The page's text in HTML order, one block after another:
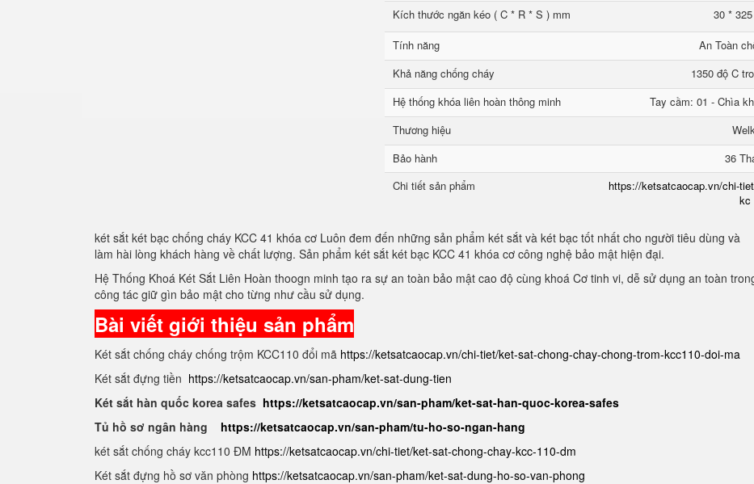
Kích thước ngăn kéo ( C * R * S ) mm
30 *
Tính năng
An Toàn
Khả năng chống cháy
1350 độ C
Hệ thống khóa liên hoàn thông minh
Tay cầm: 01 - Chìa
Thương hiệu
Bảo hành
36
Chi tiết sản phẩm
https://ketsatcaocap.vn/chi-
kc
két sắt két bạc chống cháy KCC 41 khóa cơ Luôn đem đến những sản phẩm két sắt và két bạc tốt nhất cho người tiêu dùng và
làm hài lòng khách hàng về chất lượng. Sản phẩm két sắt két bạc KCC 41 khóa cơ công nghệ bảo mật hiện đại.
Hệ Thống Khoá Két Sắt Liên Hoàn thoogn minh tạo ra sự an toàn bảo mật cao độ cùng khoá Cơ tinh vi, dễ sử dụng an toàn
công tác giữ gìn bảo mật cho từng như cầu sử dụng.
Bài viết giới thiệu sản phẩm
Két sắt chống cháy chống trộm KCC110 đổi mã https://ketsatcaocap.vn/chi-tiet/ket-sat-chong-chay-chong-trom-kcc110-doi-ma
Két sắt đựng tiền https://ketsatcaocap.vn/san-pham/ket-sat-dung-tien
Két sắt hàn quốc korea safes https://ketsatcaocap.vn/san-pham/ket-sat-han-quoc-korea-safes
Tủ hồ sơ ngân hàng https://ketsatcaocap.vn/san-pham/tu-ho-so-ngan-hang
két sắt chống cháy kcc110 ĐM https://ketsatcaocap.vn/chi-tiet/ket-sat-chong-chay-kcc-110-dm
Két sắt đựng hồ sơ văn phòng https://ketsatcaocap.vn/san-pham/ket-sat-dung-ho-so-van-phong